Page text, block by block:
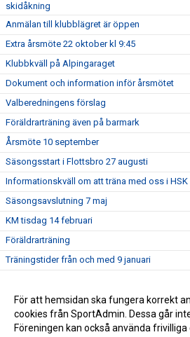
skidåkning
Anmälan till klubblägret är öppen
Extra årsmöte 22 oktober kl 9:45
Klubbkväll på Alpingaraget
Dokument och information inför årsmötet
Valberedningens förslag
Föräldrarträning även på barmark
Årsmöte 10 september
Säsongsstart i Flottsbro 27 augusti
Informationskväll om att träna med oss i HSK
Säsongsavslutning 7 maj
KM tisdag 14 februari
Föräldrarträning
Träningstider från och med 9 januari
LIFTKORT I FLOTTSBRO
Huddinge Skidklubb - Sveriges Största
För att hemsidan ska fungera korrekt
cookies från SportAdmin. Dessa går
Föreningen kan också använda